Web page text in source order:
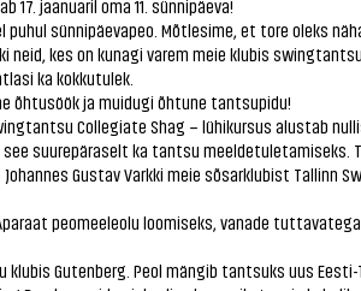
jaanuaril oma 11. sünnipäeva!
puhul sünnipäevapeo. Mõtlesime, et tore oleks
kes on kunagi varem meie klubis
ka kokkutulek.
õhtusöök ja muidugi õhtune tantsupidu!
Collegiate Shag – lühikursus alustab
suurepäraselt ka tantsu meeldetuletamiseks.
Gustav Varkki meie sõsarklubist Tallinn
peomeeleolu loomiseks, vanade
klubis Gutenberg. Peol mängib tantsuks uus Eesti-